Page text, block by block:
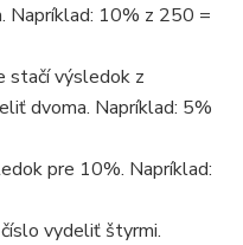
Napríklad: 10% z 250 =
stačí výsledok z
dvoma. Napríklad: 5%
pre 10%. Napríklad:
vydeliť štyrmi.